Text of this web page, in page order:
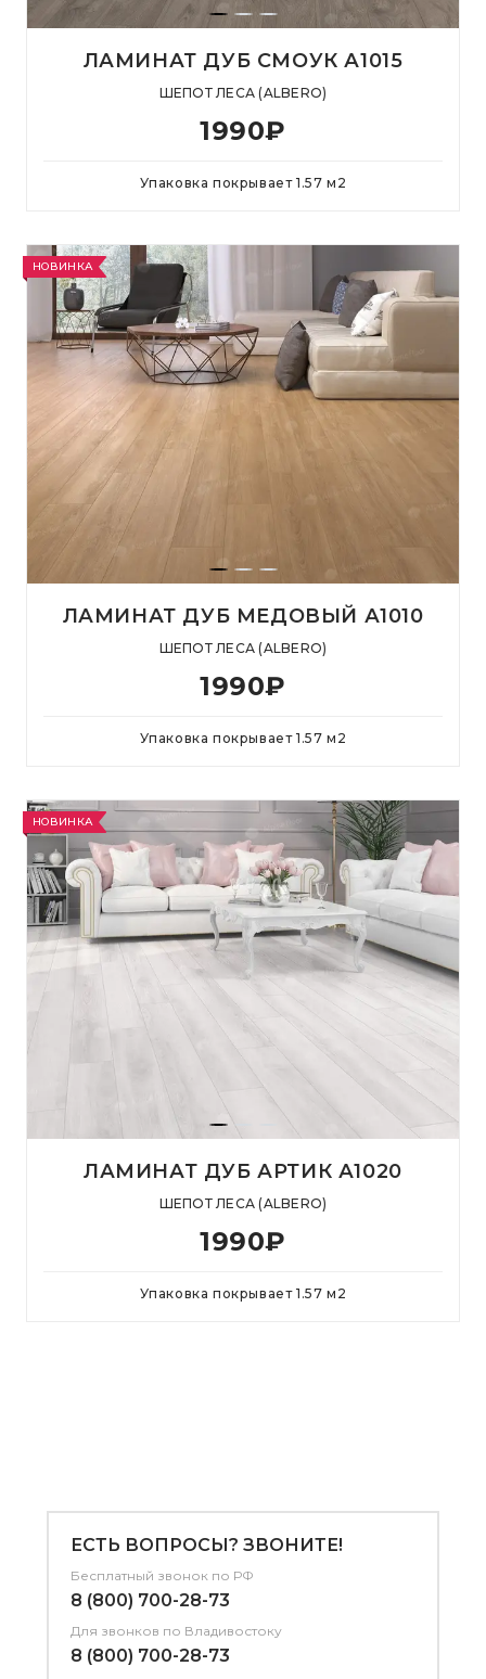
ЛАМИНАТ ДУБ СМОУК А1015
ШЕПОТ ЛЕСА (ALBERO)
1990₽
Упаковка покрывает1.57 м 2
НОВИНКА
ЛАМИНАТ ДУБ МЕДОВЫЙ А1010
ШЕПОТ ЛЕСА (ALBERO)
1990₽
Упаковка покрывает1.57 м 2
НОВИНКА
ЛАМИНАТ ДУБ АРТИК А1020
ШЕПОТ ЛЕСА (ALBERO)
1990₽
Упаковка покрывает1.57 м 2
ЕСТЬ ВОПРОСЫ? ЗВОНИТЕ!
Бесплатный звонок по РФ
8 (800) 700-28-73
Для звонков по Владивостоку
8 (800) 700-28-73